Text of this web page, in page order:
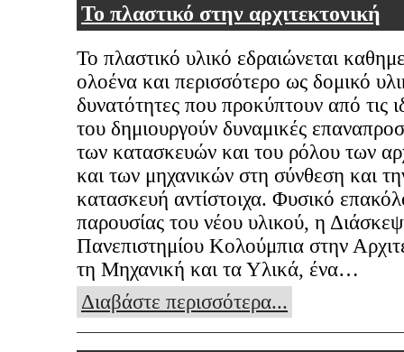
Το πλαστικό στην αρχιτεκτονική
Το πλαστικό υλικό εδραιώνεται
ολοένα και περισσότερο ως δομικό
δυνατότητες που προκύπτουν από τις
του δημιουργούν δυναμικές
των κατασκευών και του ρόλου των
και των μηχανικών στη σύνθεση και
κατασκευή αντίστοιχα. Φυσικό
παρουσίας του νέου υλικού, η
Πανεπιστημίου Κολούμπια στην
τη Μηχανική και τα Υλικά, ένα…
Διαβάστε περισσότερα...